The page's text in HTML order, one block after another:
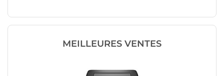
MEILLEURES VENTES